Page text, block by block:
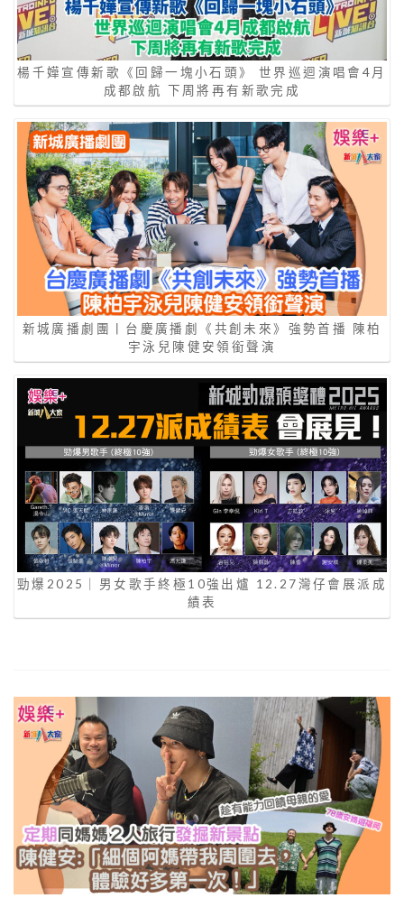
楊千嬅宣傳新歌《回歸一塊小石頭》 世界巡迴演唱會4月
成都啟航 下周將再有新歌完成
新城廣播劇團丨台慶廣播劇《共創未來》強勢首播 陳柏
宇泳兒陳健安領銜聲演
勁爆2025｜男女歌手終極10強出爐 12.27灣仔會展派成
績表